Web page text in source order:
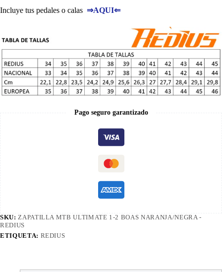
Incluye tus pedales o calas ⇒AQUI⇐
Pago seguro garantizado
SKU:ZAPATILLA MTB ULTIMATE 1-2 BOAS NARANJA/NEGRA -
REDIUS
ETIQUETA: REDIUS